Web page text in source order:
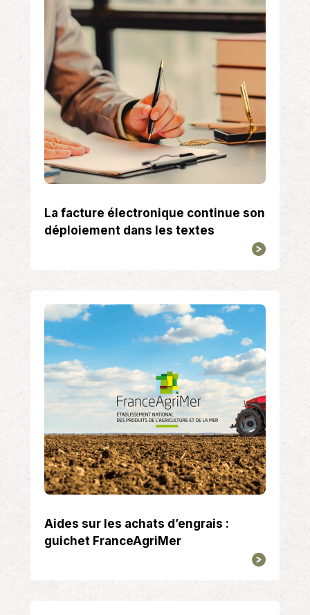
La facture électronique continue son
déploiement dans les textes
Aides sur les achats d’engrais :
guichet FranceAgriMer